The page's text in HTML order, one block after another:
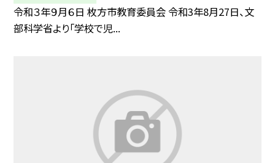
令和３年９月６日 枚方市教育委員会 令和3年8月27日、文
部科学省より「学校で児...